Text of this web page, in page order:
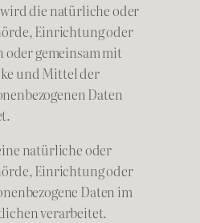
die natürliche oder
Einrichtung oder
oder gemeinsam mit
und Mittel der
Daten
natürliche oder
Einrichtung oder
Daten im
verarbeitet.